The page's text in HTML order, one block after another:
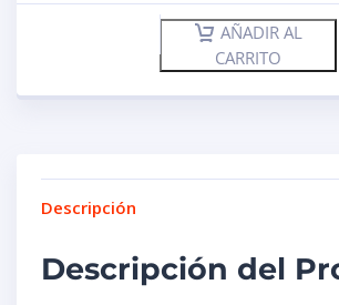
AÑADIR AL
CARRITO
Descripción
Descripción del